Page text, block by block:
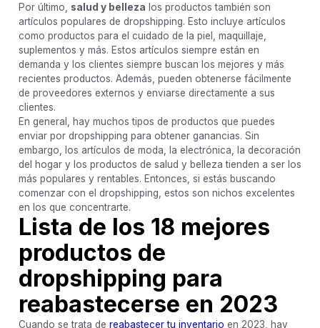
Por último, salud y belleza los productos también son
artículos populares de dropshipping. Esto incluye artículos
como productos para el cuidado de la piel, maquillaje,
suplementos y más. Estos artículos siempre están en
demanda y los clientes siempre buscan los mejores y más
recientes productos. Además, pueden obtenerse fácilmente
de proveedores externos y enviarse directamente a sus
clientes.
En general, hay muchos tipos de productos que puedes
enviar por dropshipping para obtener ganancias. Sin
embargo, los artículos de moda, la electrónica, la decoración
del hogar y los productos de salud y belleza tienden a ser los
más populares y rentables. Entonces, si estás buscando
comenzar con el dropshipping, estos son nichos excelentes
en los que concentrarte.
Lista de los 18 mejores
productos de
dropshipping para
reabastecerse en 2023
Cuando se trata de reabastecer tu inventario en 2023, hay